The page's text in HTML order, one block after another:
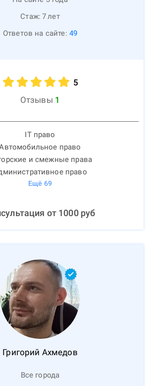
Стаж: 7лет
Ответов на сайте: 49
5
Отзывы 1
IT право
право
и смежные права
право
Ещё 69
от 1000руб
Григорий Ахмедов
Все города